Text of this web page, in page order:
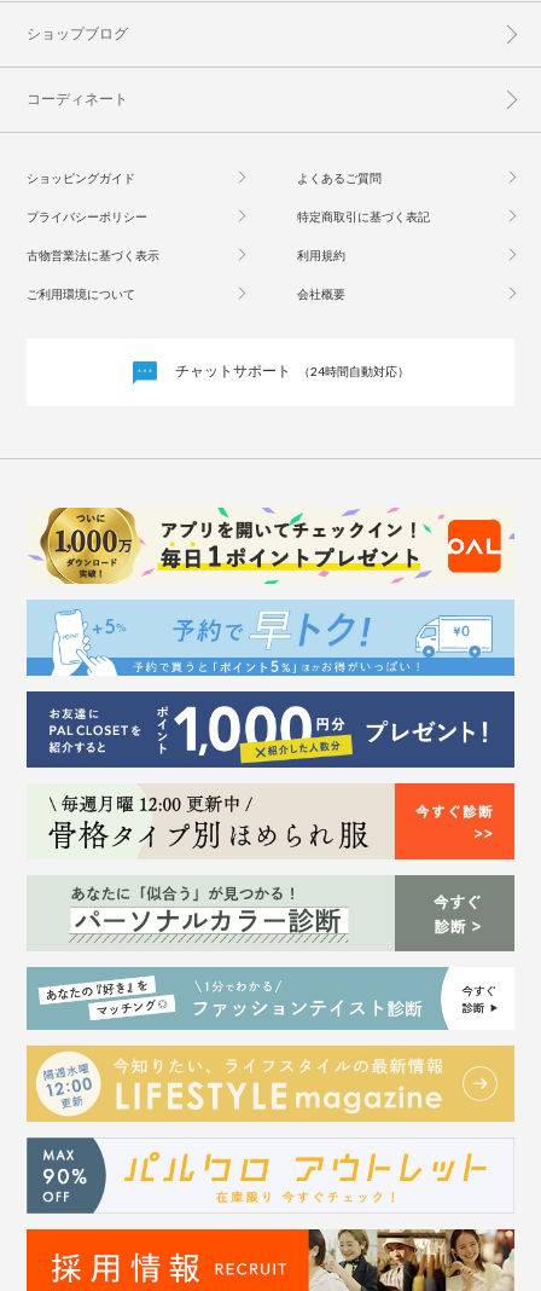
ショップブログ
コーディネート
ショッピングガイド よくあるご質問
プライバシーポリシー 特定商取引に基づく表記
古物営業法に基づく表示 利用規約
ご利用環境について 会社概要
チャットサポート （24時間自動対応）